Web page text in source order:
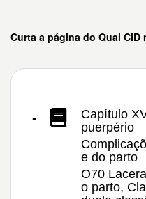
Curta a página do Qual CID
-
Capítulo
puerpério
e do parto
O70
o parto,